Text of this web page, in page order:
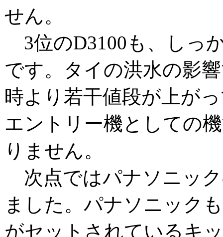
せん。
3位のD3100も、しっ
です。タイの洪水の影
時より若干値段が上が
エントリー機としての
りません。
次点ではパナソニッ
ました。パナソニック
がセットされているキ